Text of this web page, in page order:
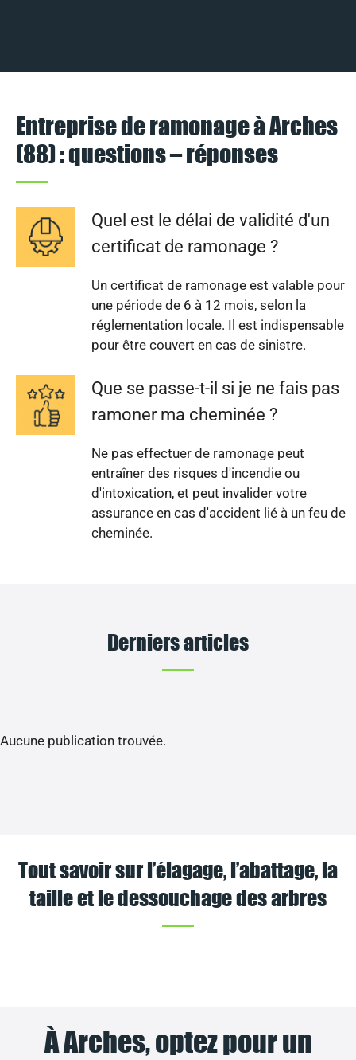
Entreprise de ramonage à Arches
(88) : questions – réponses
Quel est le délai de validité d'un
certificat de ramonage ?
Un certificat de ramonage est valable pour
une période de 6 à 12 mois, selon la
réglementation locale. Il est indispensable
pour être couvert en cas de sinistre.
Que se passe-t-il si je ne fais pas
ramoner ma cheminée ?
Ne pas effectuer de ramonage peut
entraîner des risques d'incendie ou
d'intoxication, et peut invalider votre
assurance en cas d'accident lié à un feu de
cheminée.
Derniers articles
Aucune publication trouvée.
Tout savoir sur l’élagage, l’abattage, la
taille et le dessouchage des arbres
À Arches, optez pour un